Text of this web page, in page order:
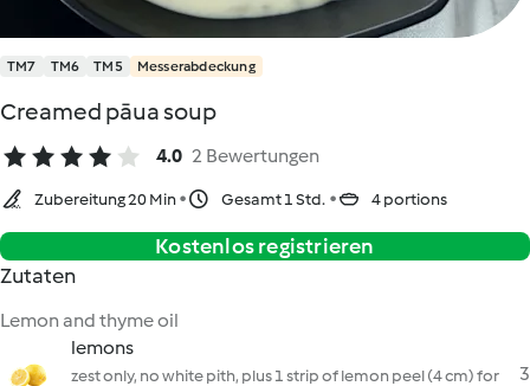
TM7 TM6 TM5 Messerabdeckung
Creamed pāua soup
4.0 2 Bewertungen
Zubereitung 20 Min Gesamt 1 Std. 4 portions
Kostenlos registrieren
Zutaten
Lemon and thyme oil
lemons
zest only, no white pith, plus 1 strip of lemon peel (4 cm) for
3